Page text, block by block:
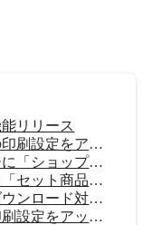
リリース
受注伝票などの印刷設定をアップデート
受注詳細ページに「ショップ内メモ」機能を追加
在庫管理アプリ「セット商品在庫管理 byらくらく在庫」リリース
受注データのダウンロード対応範囲を拡大
領収書などの印刷設定をアップデート